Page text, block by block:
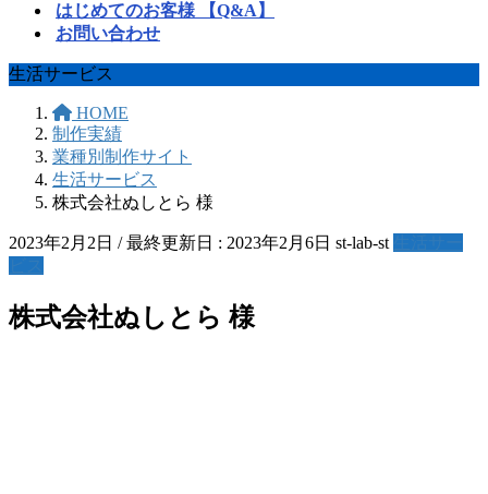
はじめてのお客様 【Q&A】
お問い合わせ
生活サービス
HOME
制作実績
業種別制作サイト
生活サービス
株式会社ぬしとら 様
2023年2月2日 / 最終更新日 : 2023年2月6日 st-lab-st
株式会社ぬしとら 様